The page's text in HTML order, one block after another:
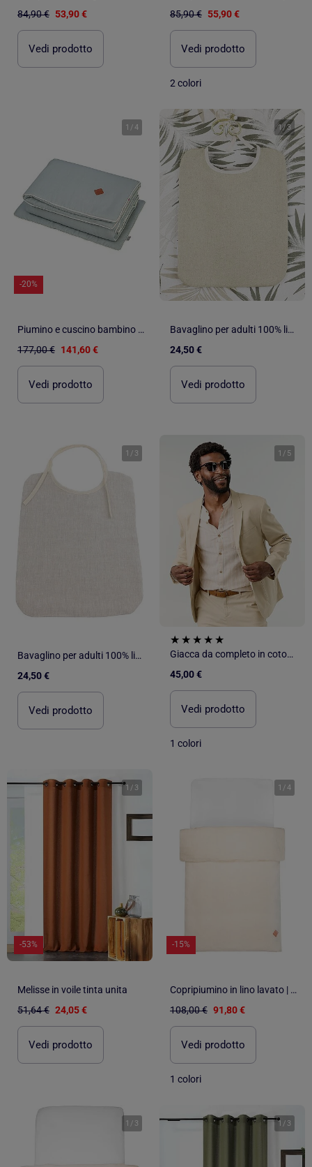
84,90 € 53,90 €
Vedi prodotto
85,90 € 55,90 €
Vedi prodotto
2 colori
1 /4
-20%
Piumino e cuscino bambino lino | SEVIRA KIDS
177,00 € 141,60 €
Vedi prodotto
1/3
Bavaglino per adulti 100% lino naturale ALLURE
24,50 €
Vedi prodotto
1 / 3
Bavaglino per adulti 100% lino naturale ALLURE
24,50 €
Vedi prodotto
1 / 5
Giacca da completo in cotone e lino
45,00 €
Vedi prodotto
1 colori
1 / 3
-53%
Melisse in voile tinta unita
51,64 € 24,05 €
Vedi prodotto
1 /4
-15%
Copripiumino in lino lavato | SEVIRA KIDS
108,00 € 91,80 €
Vedi prodotto
1 colori
1 / 3 1 / 3